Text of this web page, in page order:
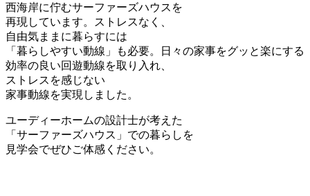
西海岸に佇むサーファーズハウスを
再現しています。ストレスなく、
自由気ままに暮らすには
「暮らしやすい動線」も必要。日々の家事をグッと楽にする
効率の良い回遊動線を取り入れ、
ストレスを感じない
家事動線を実現しました。
ユーディーホームの設計士が考えた
「サーファーズハウス」での暮らしを
見学会でぜひご体感ください。